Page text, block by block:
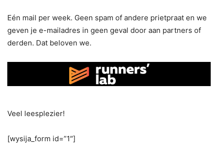
Eén mail per week. Geen spam of andere prietpraat en we
geven je e-mailadres in geen geval door aan partners of
derden. Dat beloven we.
Veel leesplezier!
[wysija_form id=”1″]